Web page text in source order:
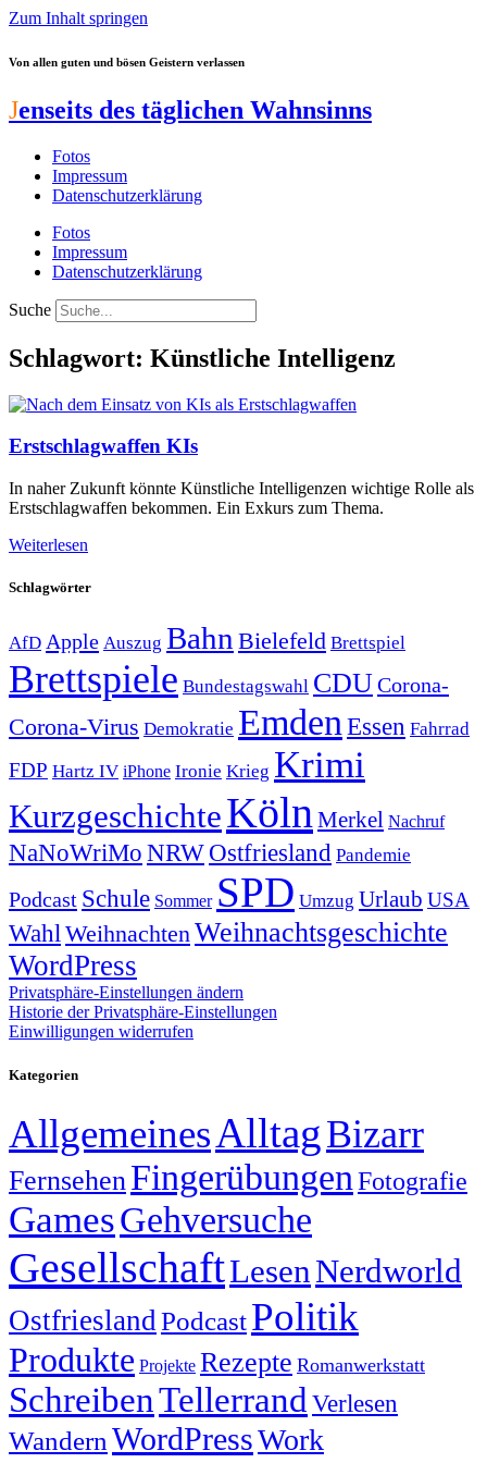
Zum Inhalt springen
Von allen guten und bösen Geistern verlassen
Jenseits des täglichen Wahnsinns
Fotos
Impressum
Datenschutzerklärung
Fotos
Impressum
Datenschutzerklärung
Suche
Schlagwort: Künstliche Intelligenz
Erstschlagwaffen KIs
In naher Zukunft könnte Künstliche Intelligenzen wichtige Rolle als
Erstschlagwaffen bekommen. Ein Exkurs zum Thema.
Weiterlesen
Schlagwörter
AfD Apple Auszug Bahn Bielefeld Brettspiel
Brettspiele Bundestagswahl CDUCorona-
Corona-Virus Demokratie EmdenEssen Fahrrad
FDP Hartz IV iPhone Ironie Krieg Krimi
KurzgeschichteKölnMerkel Nachruf
NaNoWriMo NRWOstfriesland Pandemie
Podcast Schule Sommer SPD Umzug Urlaub USA
WahlWeihnachtenWeihnachtsgeschichte
WordPress
Privatsphäre-Einstellungen ändern
Historie der Privatsphäre-Einstellungen
Einwilligungen widerrufen
Kategorien
AllgemeinesAlltagBizarr
Fernsehen Fingerübungen Fotografie
GamesGehversuche
GesellschaftLesen Nerdworld
Ostfriesland PodcastPolitik
Produkte Projekte Rezepte Romanwerkstatt
SchreibenTellerrand Verlesen
Wandern WordPressWork